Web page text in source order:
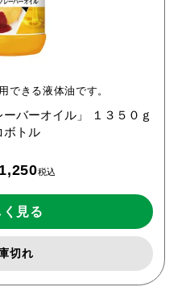
できる液体油です。
バーオイル」
１３５０ｇ
ボトル
1,250税込
見る
切れ